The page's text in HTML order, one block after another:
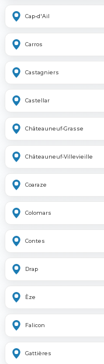
Cap-d'Ail
Carros
Castagniers
Castellar
Châteauneuf-Grasse
Châteauneuf-Villevieille
Coaraze
Colomars
Contes
Drap
Èze
Falicon
Gattières